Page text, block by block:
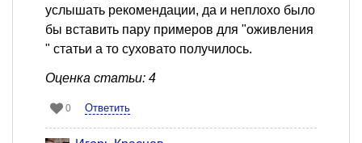
услышать рекомендации, да и неплохо было
бы вставить пару примеров для "оживления
" статьи а то суховато получилось.
Оценка статьи: 4
0 Ответить